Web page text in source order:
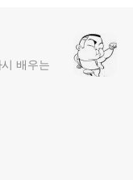
배우는